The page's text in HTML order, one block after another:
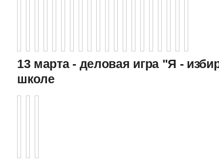
13 марта - деловая игра "Я -
школе